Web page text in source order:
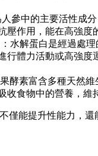
人參中的主要活性成
壓作用，能在高強度
：水解蛋白是經過處
行體力活動或高強
果酵素富含多種天然
收食物中的營養，維
僅能提升性能力，還